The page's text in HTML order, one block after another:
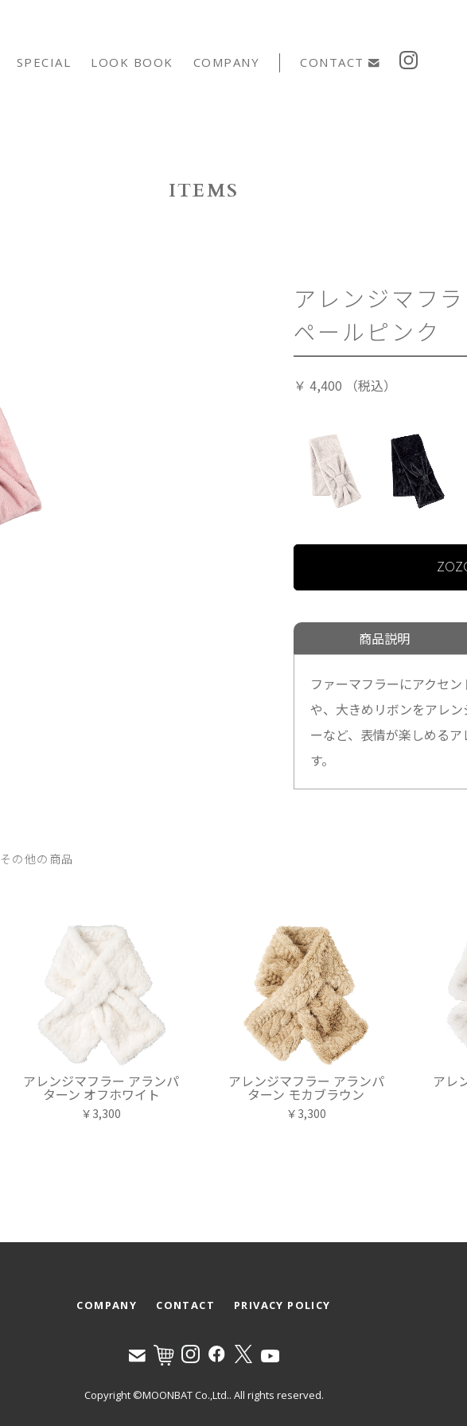
SPECIAL LOOK BOOK COMPANY CONTACT
ITEMS
アレンジマフ
ペールピンク
￥ 4,400 （税込）
商品説明
ファーマフラーにアクセ
や、大きめリボンをアレ
ーなど、表情が楽しめる
す。
その他の商品
アレンジマフラー アランパ
ターン オフホワイト
￥3,300
アレンジマフラー アランパ
ターン モカブラウン
￥3,300
アレ
COMPANY CONTACT PRIVACY POLICY
Copyright ©MOONBAT Co.,Ltd.. All rights reserved.